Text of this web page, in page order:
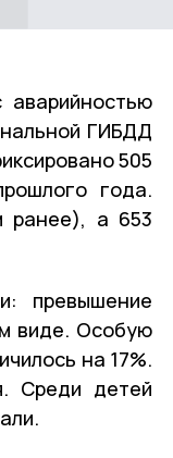
аварийностью
ГИБДД
505
года.
ранее), а 653
превышение
виде. Особую
на 17%.
Среди детей